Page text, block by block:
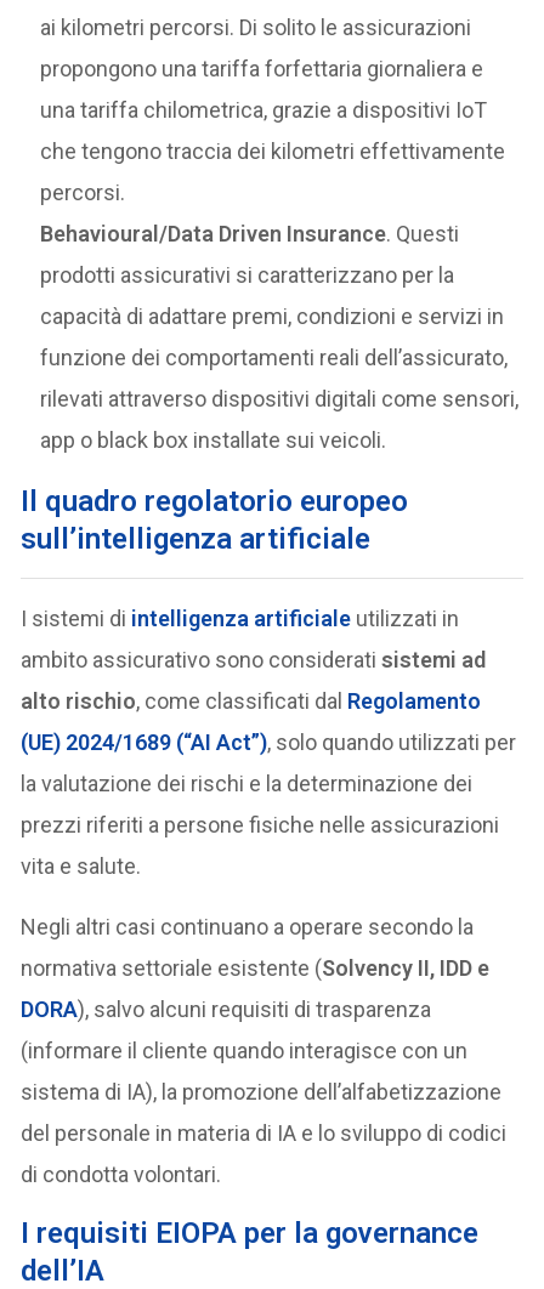
ai kilometri percorsi. Di solito le assicurazioni
propongono una tariffa forfettaria giornaliera e
una tariffa chilometrica, grazie a dispositivi IoT
che tengono traccia dei kilometri effettivamente
percorsi.
Behavioural/Data Driven Insurance. Questi
prodotti assicurativi si caratterizzano per la
capacità di adattare premi, condizioni e servizi in
funzione dei comportamenti reali dell’assicurato,
rilevati attraverso dispositivi digitali come sensori,
app o black box installate sui veicoli.
Il quadro regolatorio europeo
sull’intelligenza artificiale
I sistemi di intelligenza artificiale utilizzati in
ambito assicurativo sono consideratisistemi ad
alto rischio, come classificati dal Regolamento
(UE) 2024/1689 (“AI Act”), solo quando utilizzati per
la valutazione dei rischi e la determinazione dei
prezzi riferiti a persone fisiche nelle assicurazioni
vita e salute.
Negli altri casi continuano a operare secondo la
normativa settoriale esistente (Solvency II, IDD e
DORA), salvo alcuni requisiti di trasparenza
(informare il cliente quando interagisce con un
sistema di IA), la promozione dell’alfabetizzazione
del personale in materia di IA e lo sviluppo di codici
di condotta volontari.
I requisiti EIOPA per la governance
dell’IA